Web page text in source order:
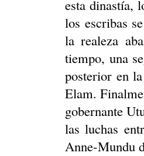
esta dinastía,
los escribas
la realeza
tiempo, una
posterior en
Elam.
gobernante
las luchas
Anne-Mundu